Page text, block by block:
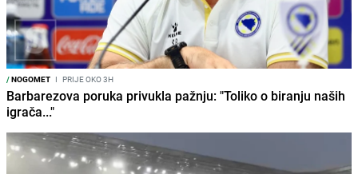
/NOGOMET I PRIJE OKO 3H
Barbarezova poruka privukla pažnju: "Toliko o biranju naših
igrača..."